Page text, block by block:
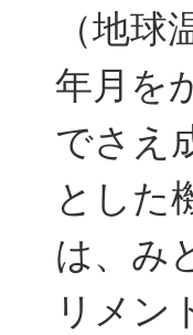
（地
年月を
でさえ
とした
は、み
リメン